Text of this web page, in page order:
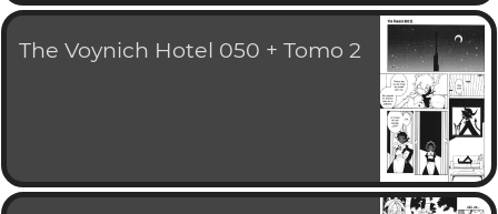
The Voynich Hotel 050 + Tomo 2